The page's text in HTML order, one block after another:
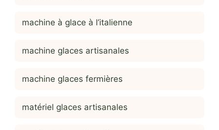
machine à glace à l’italienne
machine glaces artisanales
machine glaces fermières
matériel glaces artisanales